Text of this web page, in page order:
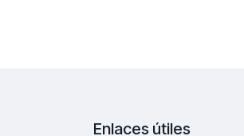
Enlaces útiles